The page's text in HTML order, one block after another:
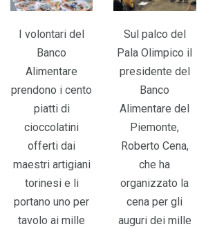
I volontari del
Banco
Alimentare
prendono i cento
piatti di
cioccolatini
offerti dai
maestri artigiani
torinesi e li
portano uno per
tavolo ai mille
Sul palco del
Pala Olimpico il
presidente del
Banco
Alimentare del
Piemonte,
Roberto Cena,
che ha
organizzato la
cena per gli
auguri dei mille